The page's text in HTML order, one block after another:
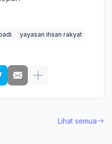
yayasan ihsan rakyat
Lihat semua